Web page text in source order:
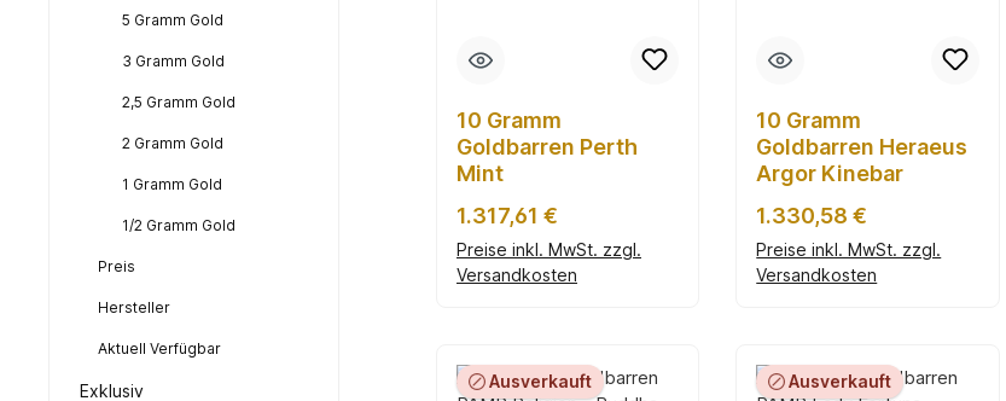
5 Gramm Gold
3 Gramm Gold
2,5 Gramm Gold
2 Gramm Gold
1 Gramm Gold
1/2 Gramm Gold
Preis
Hersteller
Aktuell Verfügbar
Exklusiv
10 Gramm
Goldbarren Perth
Mint
Regulärer Preis:
1.317,61 €
Preise inkl. MwSt. zzgl.
Versandkosten
In den Warenkorb
10 Gramm
Goldbarren Heraeus
Argor Kinebar
Regulärer Preis:
1.330,58 €
Preise inkl. MwSt. zzgl.
Versandkosten
In den Warenkorb
Ausverkauft Ausverkauft